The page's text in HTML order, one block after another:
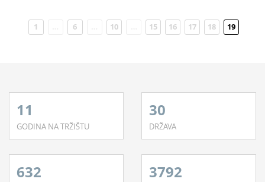
1 6 10 15 16 17 18 19Trenutni
11
GODINA NA TRŽIŠTU
30
DRŽAVA
632 3792